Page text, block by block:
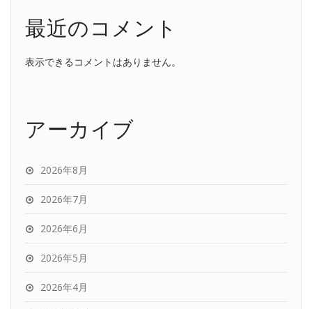
最近のコメント
表示できるコメントはありません。
アーカイブ
2026年8月
2026年7月
2026年6月
2026年5月
2026年4月